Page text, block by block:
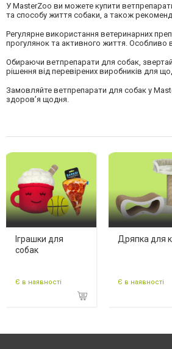
У MasterZoo ви можете купити ветпрепарати
та способу життя собаки, а також
Регулярне використання ветеринарних
прогулянок та активного життя. Особливо
Обираючи ветпрепарати для собак,
рішення від перевірених виробників для
Замовляйте ветпрепарати для собак у
здоров’я щодня.
Іграшки для
собак
Є в наявності
Дряпка для
Є в наявності